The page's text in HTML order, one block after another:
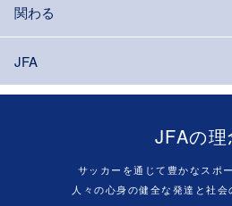
関わる
JFA
JFAの理
サッカーを通じて豊かなスポ
人々の心身の健全な発達と社会